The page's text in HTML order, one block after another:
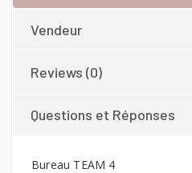
Vendeur
Reviews (0)
Questions et Réponses
Bureau TEAM 4